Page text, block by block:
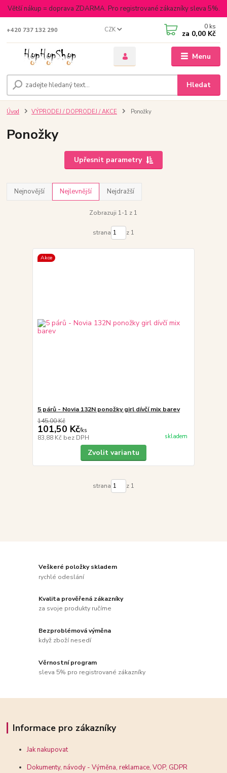
Větší nákup = doprava ZDARMA. Pro registrované zákazníky sleva 5%.
Menu
CZK
Hledat
+420 737 132 290 0 ks
za 0,00 Kč
Úvod VÝPRODEJ / DOPRODEJ / AKCE Ponožky
Ponožky
Upřesnit parametry
Nejnovější Nejlevnější Nejdražší
Zobrazuji 1-1 z 1
strana z 1
Akce
5 párů - Novia 132N ponožky girl dívčí mix barev
145,00 Kč
101,50 Kč/ks
83,88 Kč bez DPH skladem
Zvolit variantu
strana z 1
Veškeré položky skladem
rychlé odeslání
Kvalita prověřená zákazníky
za svoje produkty ručíme
Bezproblémová výměna
když zboží nesedí
Věrnostní program
sleva 5% pro registrované zákazníky
Informace pro zákazníky
Jak nakupovat
Dokumenty, návody - Výměna, reklamace, VOP, GDPR